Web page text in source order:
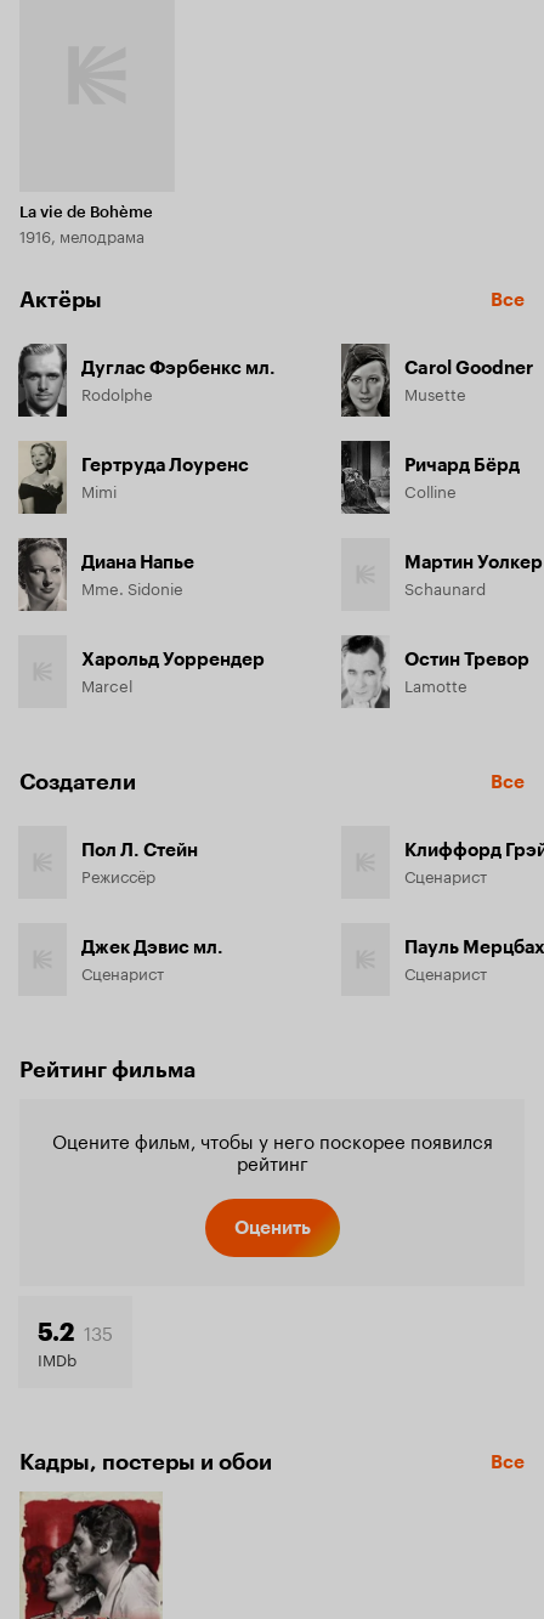
La vie de Bohème
1916, мелодрама
Актёры Все
Дуглас Фэрбенкс мл.
Rodolphe
Гертруда Лоуренс
Mimi
Диана Напье
Mme. Sidonie
Харольд Уоррендер
Marcel
Carol Goodner
Musette
Ричард Бёрд
Colline
Мартин Уолкер
Schaunard
Остин Тревор
Lamotte
Создатели Все
Пол Л. Стейн
Режиссёр
Джек Дэвис мл.
Сценарист
Клиффорд
Сценарист
Пауль Мерцбах
Сценарист
Рейтинг фильма
Оцените фильм, чтобы у него поскорее появился
рейтинг
Оценить
5.2 135
IMDb
Кадры, постеры и обои Все